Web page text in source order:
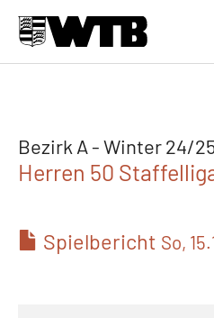
Bezirk A - Winter 24/
Herren 50
Spielbericht So,